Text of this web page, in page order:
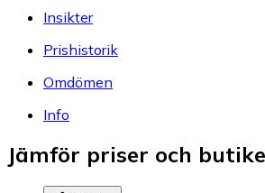
Insikter
Prishistorik
Omdömen
Info
Jämför priser och